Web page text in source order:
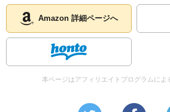
Amazon 詳細ページへ
本ページはアフィリエイトプログラムによ